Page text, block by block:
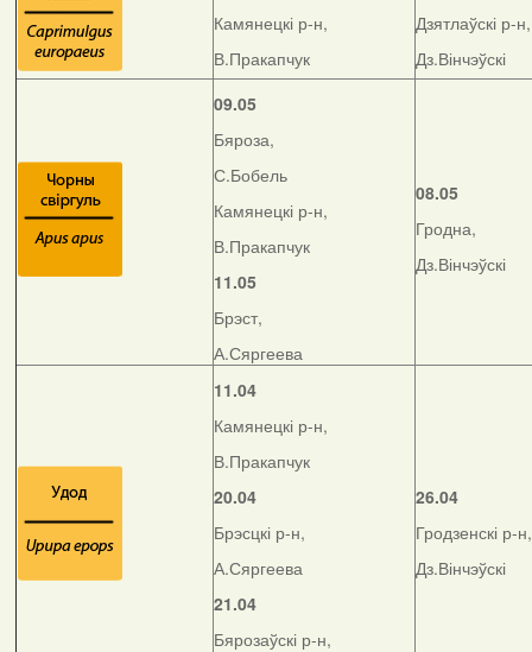
Камянецкі р-н,
В.Пракапчук
Дзятлаўскі р-н,
Дз.Вінчэўскі
09.05
Бяроза,
С.Бобель
Камянецкі р-н,
В.Пракапчук
11.05
Брэст,
А.Сяргеева
08.05
Гродна,
Дз.Вінчэўскі
11.04
Камянецкі р-н,
В.Пракапчук
20.04
Брэсцкі р-н,
А.Сяргеева
21.04
Бярозаўскі р-н,
26.04
Гродзенскі р-н,
Дз.Вінчэўскі